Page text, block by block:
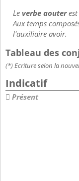
Leverbe aouter
Aux temps
l'auxiliaire avoir.
Tableau des
(*) Ecriture selon la
Indicatif
Présent